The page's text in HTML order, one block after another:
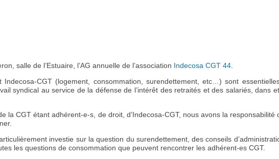
salle de l’Estuaire, l’AG annuelle de l’association Indecosa CGT 44.
Indecosa-CGT (logement, consommation, surendettement, etc…) sont
syndical au service de la défense de l’intérêt des retraités et des salariés, dans
la CGT étant adhérent-e-s, de droit, d’Indecosa-CGT, nous avons la responsabilité
investie sur la question du surendettement, des conseils
les questions de consommation que peuvent rencontrer les adhérent-es CGT.